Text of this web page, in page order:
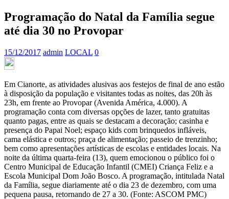
Programação do Natal da Família segue
até dia 30 no Provopar
15/12/2017 admin LOCAL 0
Em Cianorte, as atividades alusivas aos festejos de final de ano estão
à disposição da população e visitantes todas as noites, das 20h às
23h, em frente ao Provopar (Avenida América, 4.000). A
programação conta com diversas opções de lazer, tanto gratuitas
quanto pagas, entre as quais se destacam a decoração; casinha e
presença do Papai Noel; espaço kids com brinquedos infláveis,
cama elástica e outros; praça de alimentação; passeio de trenzinho;
bem como apresentações artísticas de escolas e entidades locais. Na
noite da última quarta-feira (13), quem emocionou o público foi o
Centro Municipal de Educação Infantil (CMEI) Criança Feliz e a
Escola Municipal Dom João Bosco. A programação, intitulada Natal
da Família, segue diariamente até o dia 23 de dezembro, com uma
pequena pausa, retornando de 27 a 30. (Fonte: ASCOM PMC)